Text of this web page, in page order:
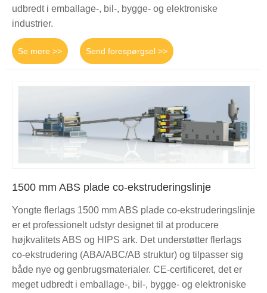
udbredt i emballage-, bil-, bygge- og elektroniske
industrier.
Se mere >> Send forespørgsel >>
1500 mm ABS plade co-ekstruderingslinje
Yongte flerlags 1500 mm ABS plade co-ekstruderingslinje
er et professionelt udstyr designet til at producere
højkvalitets ABS og HIPS ark. Det understøtter flerlags
co-ekstrudering (ABA/ABC/AB struktur) og tilpasser sig
både nye og genbrugsmaterialer. CE-certificeret, det er
meget udbredt i emballage-, bil-, bygge- og elektroniske